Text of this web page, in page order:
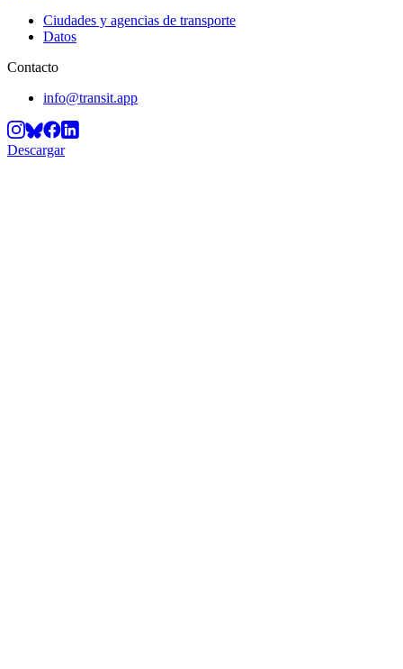
Ciudades y agencias de transporte
Datos
Contacto
info@transit.app
Descargar